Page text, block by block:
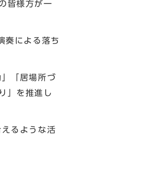
皆様方が一
による落ち
「居場所づ
」を推進し
るような活